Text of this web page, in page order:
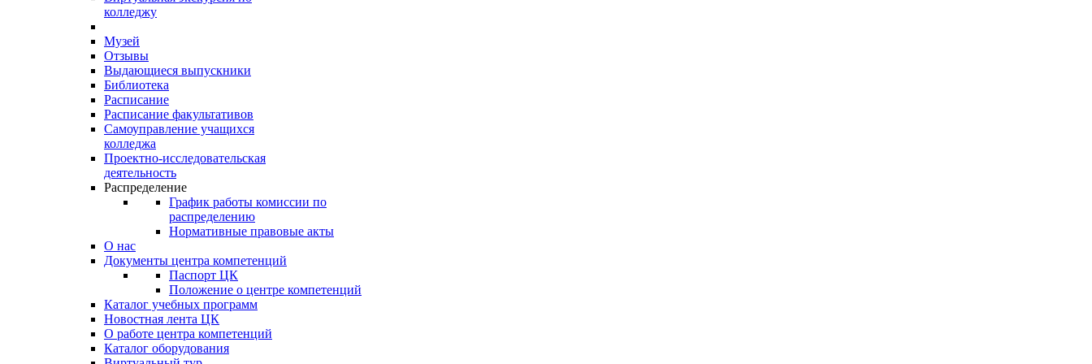
колледжу
Музей
Отзывы
Выдающиеся выпускники
Библиотека
Расписание
Расписание факультативов
Самоуправление учащихся
колледжа
Проектно-исследовательская
деятельность
Распределение
График работы комиссии по
распределению
Нормативные правовые акты
О нас
Документы центра компетенций
Паспорт ЦК
Положение о центре компетенций
Каталог учебных программ
Новостная лента ЦК
О работе центра компетенций
Каталог оборудования